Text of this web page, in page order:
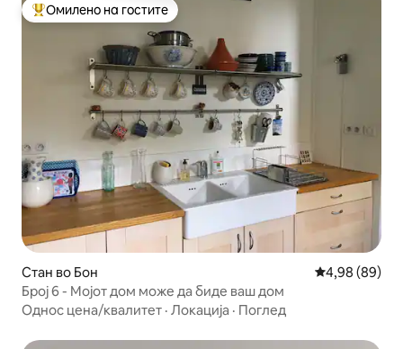
Меѓу најуспешните „Омилени на гостите“
Омилено на гостите
Стан во Бон Просечна
4,98 (89)
Број 6 - Мојот дом може да биде ваш дом
Однос цена/квалитет · Локација · Поглед